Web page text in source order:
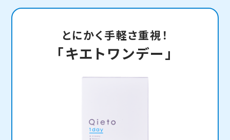
とにかく手軽さ重視！
「キエトワンデー」